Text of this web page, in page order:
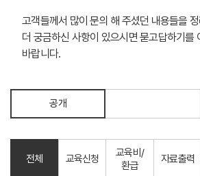
고객들께서 많이 문의 해 주셨던 내용들을
더 궁금하신 사항이 있으시면 묻고답하기를
바랍니다.
공개
전체 교육신청
교육비/
환급
자료출력